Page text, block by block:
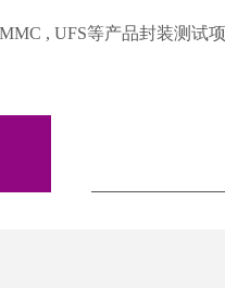
, UFS等产品封装测试